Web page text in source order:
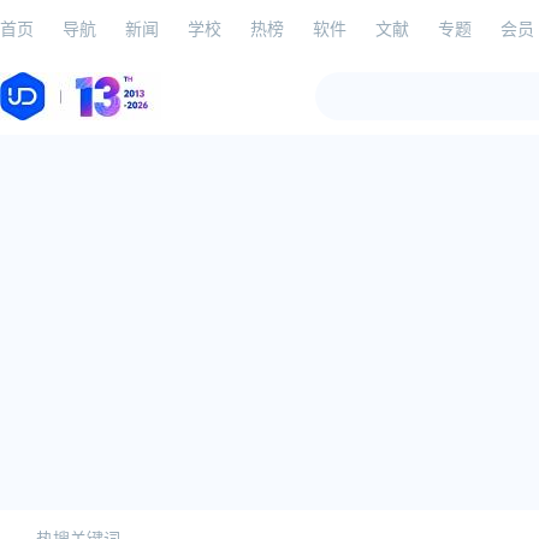
首页 导航 新闻 学校 热榜 软件 文献 专题 会员